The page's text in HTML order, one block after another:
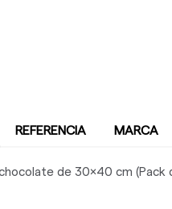
REFERENCIA MARCA
de 30x40 cm